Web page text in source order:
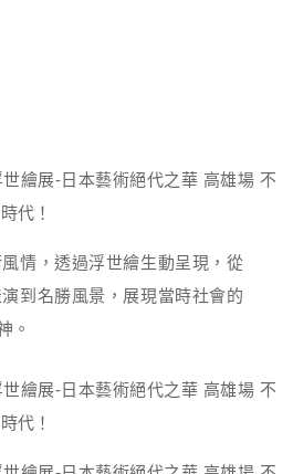
情，透過浮世繪生動呈現，從
到名勝風景，展現當時社會的
。